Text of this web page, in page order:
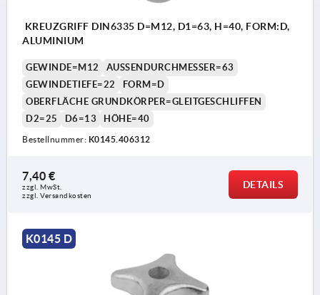
KREUZGRIFF DIN6335 D=M12, D1=63, H=40, FORM:D,
ALUMINIUM
GEWINDE=M12
AUSSENDURCHMESSER=63
GEWINDETIEFE=22
FORM=D
OBERFLÄCHE GRUNDKÖRPER=GLEITGESCHLIFFEN
D2=25
D6=13 HÖHE=40
Bestellnummer: K0145.406312
7,40 €
zzgl. MwSt.
zzgl. Versandkosten
DETAILS
K0145 D